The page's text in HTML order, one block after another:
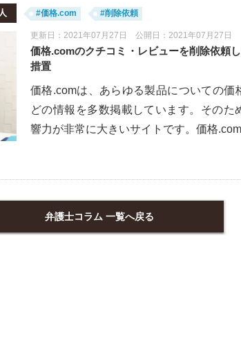
更新日：2021年07月27日 公開日：2021年07月27日
価格.comのクチコミ・レビューを削除依頼
措置
価格.comは、あらゆる製品についての価
どの情報を多数掲載しています。そのた
響力が非常に大きいサイトです。価格
#価格.com #削除依頼
弁護士コラム 一覧へ戻る